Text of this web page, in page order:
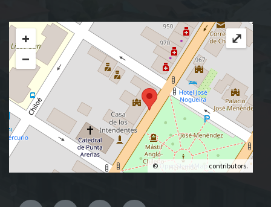
+
−
© OpenStreetMap contributors.
⤢